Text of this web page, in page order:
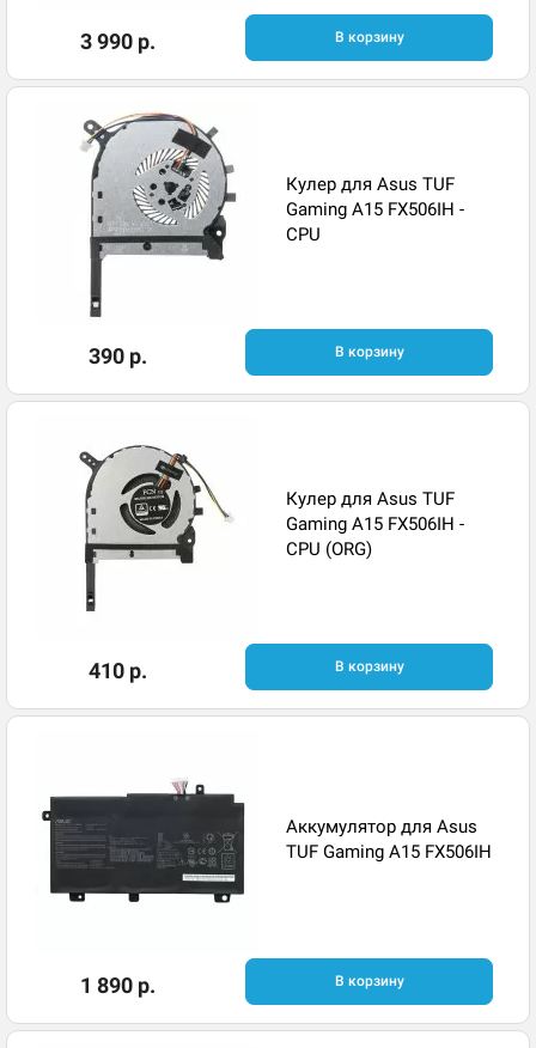
3 990 р. В корзину
Кулер для Asus TUF
Gaming A15 FX506IH -
CPU
390 р. В корзину
Кулер для Asus TUF
Gaming A15 FX506IH -
CPU (ORG)
410 р. В корзину
Аккумулятор для Asus
TUF Gaming A15 FX506IH
1 890 р. В корзину